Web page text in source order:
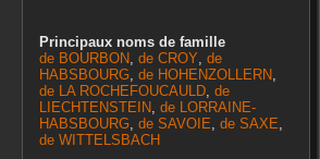
Principaux noms de famille
de BOURBON, de CROY, de
HABSBOURG, de HOHENZOLLERN,
de LA ROCHEFOUCAULD, de
LIECHTENSTEIN, de LORRAINE-
HABSBOURG, de SAVOIE, de SAXE,
de WITTELSBACH